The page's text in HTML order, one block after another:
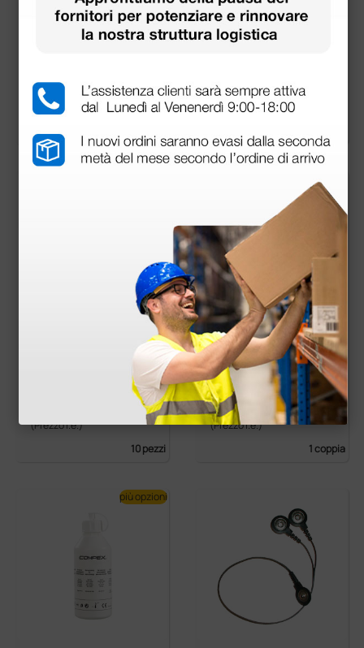
Compex performanc
e 5 × 10 cm - connett
8,89 €
(Prezzo i.e.)
Compex performanc
e per CoreBelt
12,14 €
(Prezzo i.e.)
Elettrodo per elettro
stimolazione in gom
ma 50 × 50 mm per E
T2 e Iono Base Plus
(Prezzo i.e.)
10 pezzi
Fasce velcro per ele
ttroterapia linee Ne
w Age
34,70 €
(Prezzo i.e.)
1 coppia
più opzioni
più opzioni